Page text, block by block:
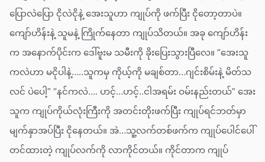
ပြောလဲပြော ငိုလဲငိုနဲ့ အေးသူဟာ ကျုပ်ကို ဖက်ပြီး ငိုတော့တာပဲ။
ကျော်ဟိန်းနဲ့ သူမနဲ့ ကြိုက်နေတာ ကျုပ်သိတယ်။ အခု ကျော်ဟိန်း
က အနောက်ပိုင်းက ဒေါ်ဗူးမ သမီးကို ခိုးပြေးသွားပြီလေ။ “အေးသူ
ကလဲဟာ မငိုပါနဲ့…..သူကမှ ကိုယ့်ကို မချစ်တာ…ဂျင်းစိမ်းနဲ့ မိတ်သ
လင် ပဲပေါ့” “နင်ကလဲ…. ဟင့်…ဟင့်..ငါအရမ်း ဝမ်းနည်းတယ်” အေး
သူက ကျုပ်ကိုယ်လုံးကြီးကို အတင်းတိုးဖက်ပြီး ကျုပ်ရင်ဘတ်မှာ
မျက်နှာအပ်ပြီး ငိုနေတယ်။ အဲ…သူ့လက်တစ်ဖက်က ကျုပ်ပေါင်ပေါ်
တင်ထားတဲ့ ကျုပ်လက်ကို လာကိုင်တယ်။ ကိုင်တာက ကျုပ်